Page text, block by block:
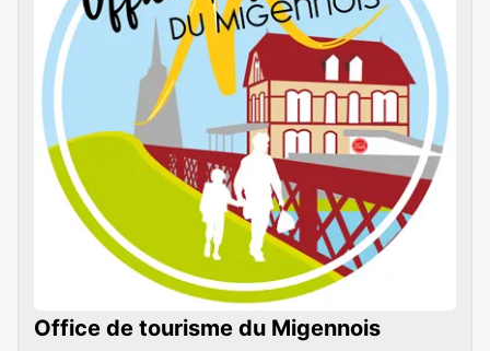
Office de tourisme du Migennois